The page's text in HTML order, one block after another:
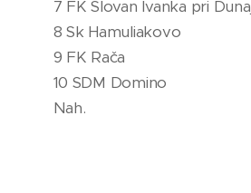
7 FK Slovan Ivanka pri
8 Sk Hamuliakovo
9 FK Rača
10 SDM Domino
Nah.